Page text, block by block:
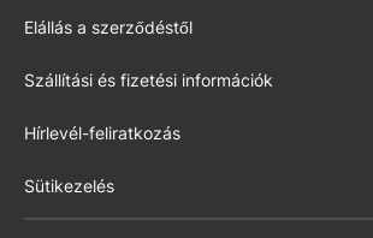
Elállás a szerződéstől
Szállítási és fizetési információk
Hírlevél-feliratkozás
Sütikezelés